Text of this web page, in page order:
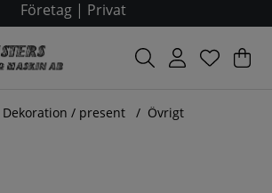
Företag| Privat
.
Dekoration / present Övrigt